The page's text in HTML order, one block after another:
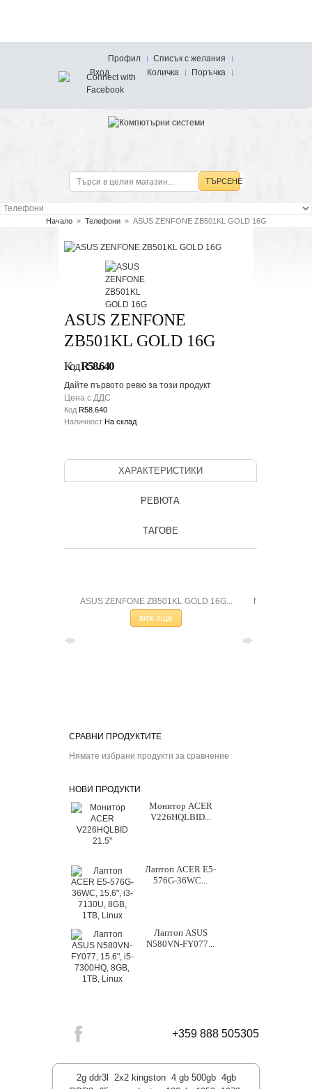
Профил
Списък с желания
Количка
Поръчка
Вход
ТЪРСЕНЕ
Начало » Телефони » ASUS ZENFONE ZB501KL GOLD 16G
ASUS ZENFONE
ZB501KL GOLD 16G
КодR58.640
Дайте първото ревю за този продукт
Цена с ДДС
Код R58.640
Наличност На склад
ХАРАКТЕРИСТИКИ
РЕВЮТА
ТАГОВЕ
ASUS ZENFONE ZB501KL GOLD 16G...
виж още
Мобилен
СРАВНИ ПРОДУКТИТЕ
Нямате избрани продукти за сравнение
НОВИ ПРОДУКТИ
Монитор ACER
V226HQLBID...
Лаптоп ACER E5-
576G-36WC...
Лаптоп ASUS
N580VN-FY077...
+359 888 505305
2g ddr3l 2x2 kingston 4 gb 500gb 4gb